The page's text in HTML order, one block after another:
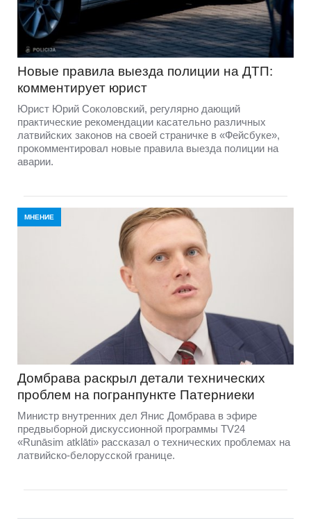
Новые правила выезда полиции на ДТП:
комментирует юрист
Юрист Юрий Соколовский, регулярно дающий
практические рекомендации касательно различных
латвийских законов на своей страничке в «Фейсбуке»,
прокомментировал новые правила выезда полиции на
аварии.
МНЕНИЕ
Домбравa раскрыл детали технических
проблем на погранпункте Патерниеки
Министр внутренних дел Янис Домбрава в эфире
предвыборной дискуссионной программы TV24
«Runāsim atklāti» рассказал о технических проблемах на
латвийско-белорусской границе.